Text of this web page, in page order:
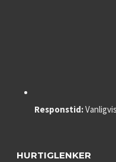
Responstid:
HURTIGLENKER